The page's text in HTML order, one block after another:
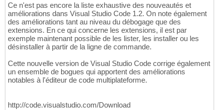
Ce n'est pas encore la liste exhaustive des nouveautés et
améliorations dans Visual Studio Code 1.2. On note également
des améliorations tant au niveau du débogage que des
extensions. En ce qui concerne les extensions, il est par
exemple maintenant possible de les lister, les installer ou les
désinstaller à partir de la ligne de commande.
Cette nouvelle version de Visual Studio Code corrige également
un ensemble de bogues qui apportent des améliorations
notables à l'éditeur de code multiplateforme.
http://code.visualstudio.com/Download